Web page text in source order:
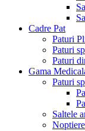
Cadre Pat
Paturi
Paturi
Paturi
Gama
Paturi
Saltele